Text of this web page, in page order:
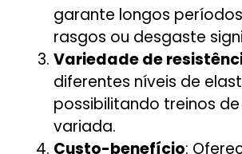
garante longos
rasgos ou desgaste
Variedade de
diferentes níveis de
possibilitando treinos
variada.
Custo-benefício: